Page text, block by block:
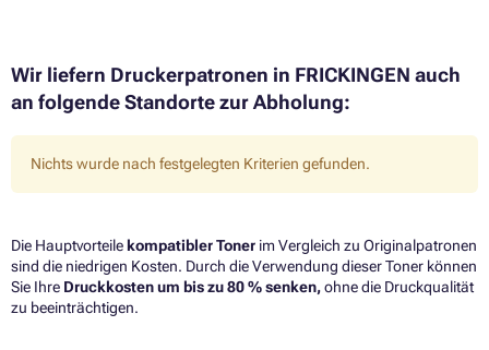
Wir liefern Druckerpatronen in FRICKINGEN auch
an folgende Standorte zur Abholung:
Nichts wurde nach festgelegten Kriterien gefunden.
Die Hauptvorteile kompatibler Toner im Vergleich zu Originalpatronen
sind die niedrigen Kosten. Durch die Verwendung dieser Toner können
Sie Ihre Druckkosten um bis zu 80 % senken,ohne die Druckqualität
zu beeinträchtigen.​